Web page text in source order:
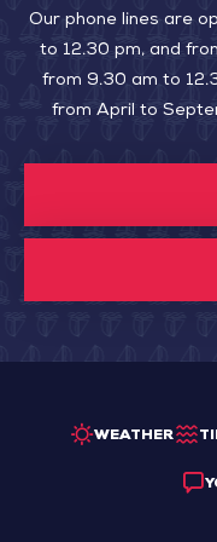
Our phone lines are
to 12.30 pm, and
from 9.30 am to
from April to
WEATHER